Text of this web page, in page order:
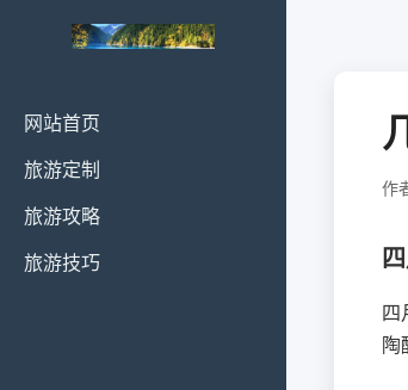
网站首页
旅游定制
旅游攻略
旅游技巧
作
四
陶